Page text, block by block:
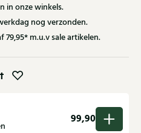
in onze winkels.
nog verzonden.
79,95* m.u.v sale artikelen.
99,90